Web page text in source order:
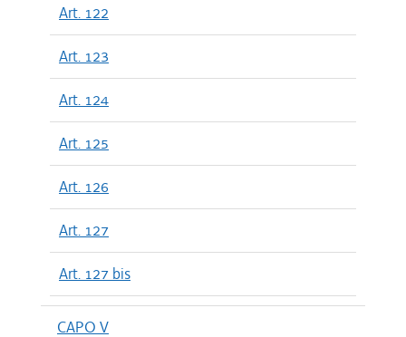
Art. 122
Art. 123
Art. 124
Art. 125
Art. 126
Art. 127
Art. 127 bis
CAPO V